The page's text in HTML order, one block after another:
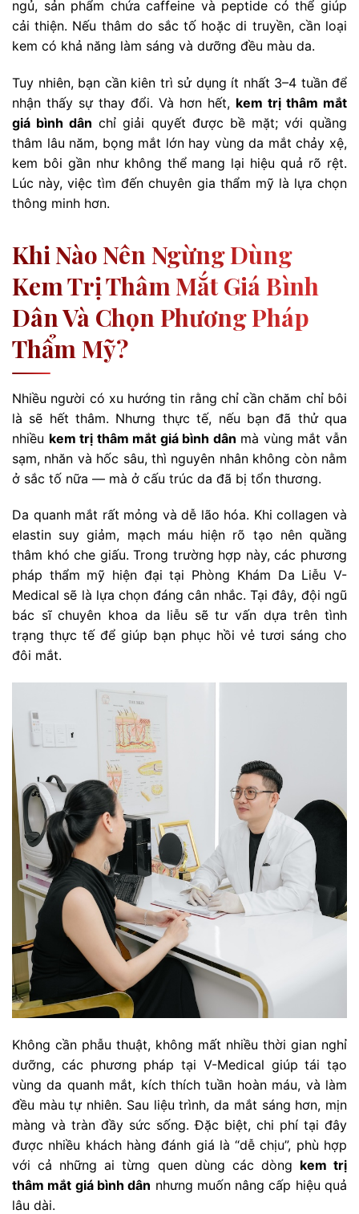
ngủ, sản phẩm chứa caffeine và peptide có thể giúp
cải thiện. Nếu thâm do sắc tố hoặc di truyền, cần loại
kem có khả năng làm sáng và dưỡng đều màu da.
Tuy nhiên, bạn cần kiên trì sử dụng ít nhất 3–4 tuần để
nhận thấy sự thay đổi. Và hơn hết, kem trị thâm mắt
giá bình dân chỉ giải quyết được bề mặt; với quầng
thâm lâu năm, bọng mắt lớn hay vùng da mắt chảy xệ,
kem bôi gần như không thể mang lại hiệu quả rõ rệt.
Lúc này, việc tìm đến chuyên gia thẩm mỹ là lựa chọn
thông minh hơn.
Khi Nào Nên Ngừng Dùng
Kem Trị Thâm Mắt Giá Bình
Dân Và Chọn Phương Pháp
Thẩm Mỹ?
Nhiều người có xu hướng tin rằng chỉ cần chăm chỉ bôi
là sẽ hết thâm. Nhưng thực tế, nếu bạn đã thử qua
nhiều kem trị thâm mắt giá bình dân mà vùng mắt vẫn
sạm, nhăn và hốc sâu, thì nguyên nhân không còn nằm
ở sắc tố nữa — mà ở cấu trúc da đã bị tổn thương.
Da quanh mắt rất mỏng và dễ lão hóa. Khi collagen và
elastin suy giảm, mạch máu hiện rõ tạo nên quầng
thâm khó che giấu. Trong trường hợp này, các phương
pháp thẩm mỹ hiện đại tại Phòng Khám Da Liễu V-
Medical sẽ là lựa chọn đáng cân nhắc. Tại đây, đội ngũ
bác sĩ chuyên khoa da liễu sẽ tư vấn dựa trên tình
trạng thực tế để giúp bạn phục hồi vẻ tươi sáng cho
đôi mắt.
Không cần phẫu thuật, không mất nhiều thời gian nghỉ
dưỡng, các phương pháp tại V-Medical giúp tái tạo
vùng da quanh mắt, kích thích tuần hoàn máu, và làm
đều màu tự nhiên. Sau liệu trình, da mắt sáng hơn, mịn
màng và tràn đầy sức sống. Đặc biệt, chi phí tại đây
được nhiều khách hàng đánh giá là “dễ chịu”, phù hợp
với cả những ai từng quen dùng các dòng kem trị
thâm mắt giá bình dân nhưng muốn nâng cấp hiệu quả
lâu dài.